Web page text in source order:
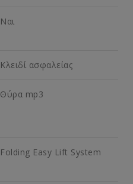
Ναι
Κλειδί ασφαλείας
Θύρα mp3
Folding Easy Lift System